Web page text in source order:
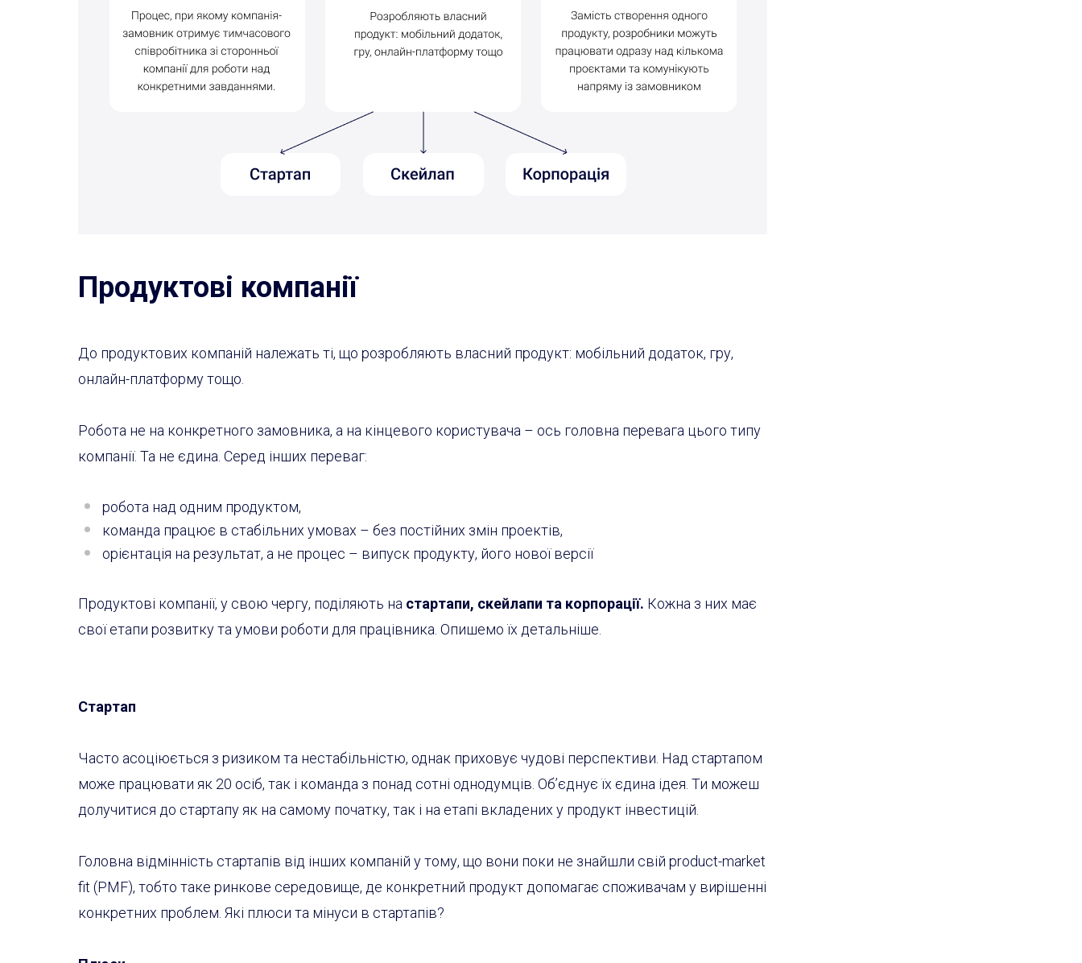
Продуктові компанії
До продуктових компаній належать ті, що розробляють власний продукт: мобільний додаток, гру,
онлайн-платформу тощо.
Робота не на конкретного замовника, а на кінцевого користувача – ось головна перевага цього типу
компанії. Та не єдина. Серед інших переваг:
робота над одним продуктом,
команда працює в стабільних умовах – без постійних змін проектів,
орієнтація на результат, а не процес – випуск продукту, його нової версії
Продуктові компанії, у свою чергу, поділяють на стартапи, скейлапи та корпорації. Кожна з них має
свої етапи розвитку та умови роботи для працівника. Опишемо їх детальніше.
Стартап
Часто асоціюється з ризиком та нестабільністю, однак приховує чудові перспективи. Над стартапом
може працювати як 20 осіб, так і команда з понад сотні однодумців. Об’єднує їх єдина ідея. Ти можеш
долучитися до стартапу як на самому початку, так і на етапі вкладених у продукт інвестицій.
Головна відмінність стартапів від інших компаній у тому, що вони поки не знайшли свій product-market
fit (PMF), тобто таке ринкове середовище, де конкретний продукт допомагає споживачам у вирішенні
конкретних проблем. Які плюси та мінуси в стартапів?